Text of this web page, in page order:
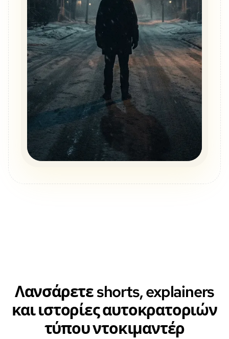
Λανσάρετε shorts, explainers
και ιστορίες αυτοκρατοριών
τύπου ντοκιμαντέρ